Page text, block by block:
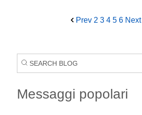
Prev 2 3 4 5 6 Next
Messaggi popolari